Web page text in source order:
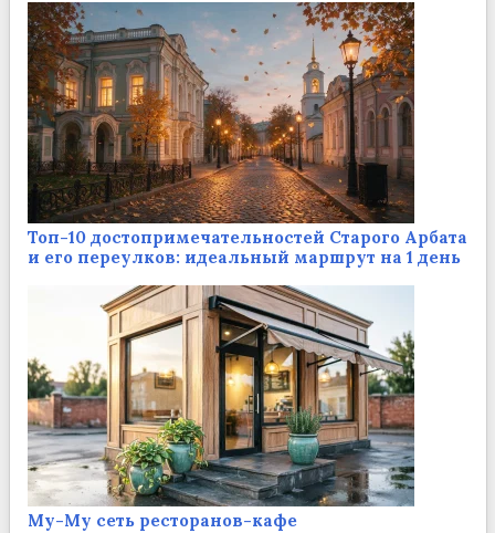
Топ-10 достопримечательностей Старого Арбата
и его переулков: идеальный маршрут на 1 день
Му-Му сеть ресторанов-кафе